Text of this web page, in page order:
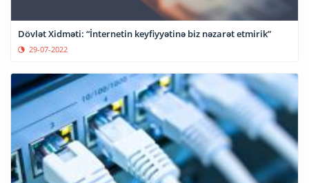
Dövlət Xidməti: “İnternetin keyfiyyətinə biz nəzarət etmirik”
29-07-2022